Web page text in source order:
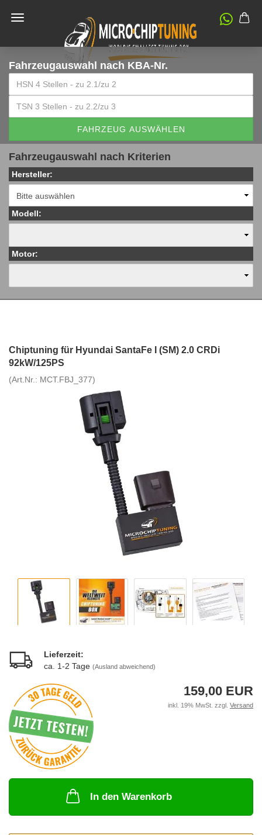
Fahrzeugauswahl nach KBA-Nr.
FAHRZEUG AUSWÄHLEN
Fahrzeugauswahl nach Kriterien
Hersteller:
Modell:
Motor:
Chiptuning für Hyundai SantaFe I (SM) 2.0 CRDi
92kW/125PS
(Art.Nr.: MCT.FBJ_377)
Lieferzeit:
ca. 1-2 Tage (Ausland abweichend)
159,00 EUR
inkl. 19% MwSt. zzgl. Versand
In den Warenkorb